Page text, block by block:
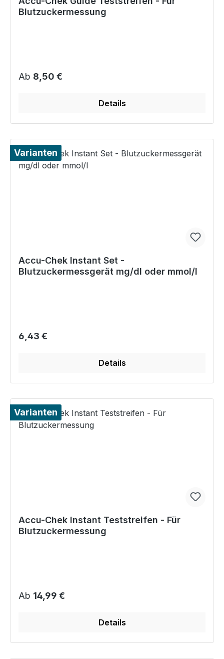
Blutzuckermessung
Regulärer Preis:
Ab 8,50 €
Details
Varianten
Accu-Chek Instant Set -
Blutzuckermessgerät mg/dl oder mmol/l
Regulärer Preis:
6,43 €
Details
Varianten
Accu-Chek Instant Teststreifen - Für
Blutzuckermessung
Regulärer Preis:
Ab 14,99 €
Details